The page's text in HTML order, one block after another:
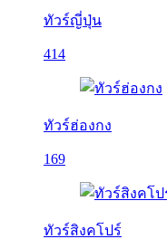
ทัวร์ญี่ปุ่น
414
ทัวร์ฮ่องกง
169
ทัวร์สิงคโปร์